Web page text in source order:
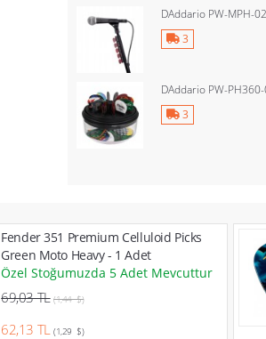
DAddario PW-MPH-02
3
DAddario PW-PH360-
3
Fender 351 Premium Celluloid Picks
Green Moto Heavy - 1 Adet
Özel Stoğumuzda 5 Adet Mevcuttur
69,03 TL (1,44 $)
62,13 TL(1,29 $)